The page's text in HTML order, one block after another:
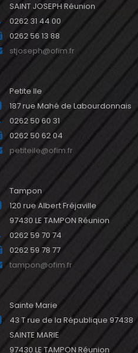
SAINT JOSEPH Réunion
0262 31 44 00
0262 56 13 88
stjoseph@ofim.fr
Petite Ile
187 rue Mahé de Labourdonnais
0262 50 60 31
0262 50 62 04
petiteile@ofim.fr
Tampon
120 rue Albert Fréjaville
97430 LE TAMPON Réunion
0262 59 70 74
0262 59 78 77
tampon@ofim.fr
Sainte Marie
43 T rue de la République 97438
SAINTE MARIE
97430 LE TAMPON Réunion